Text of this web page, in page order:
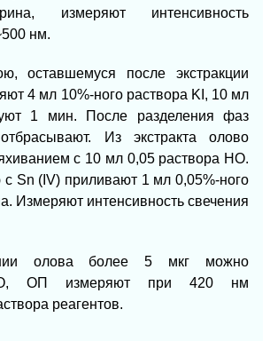
измеряют интенсивность
нм.
оставшемуся после экстракции
4 мл 10%-ного раствора KI, 10 мл
1 мин. После разделения фаз
Из экстракта олово
с 10 мл 0,05 раствора НО.
Sn (IV) приливают 1 мл 0,05%-ного
Измеряют интенсивность свечения
олова более 5 мкг можно
ОП измеряют при 420 нм
реагентов.